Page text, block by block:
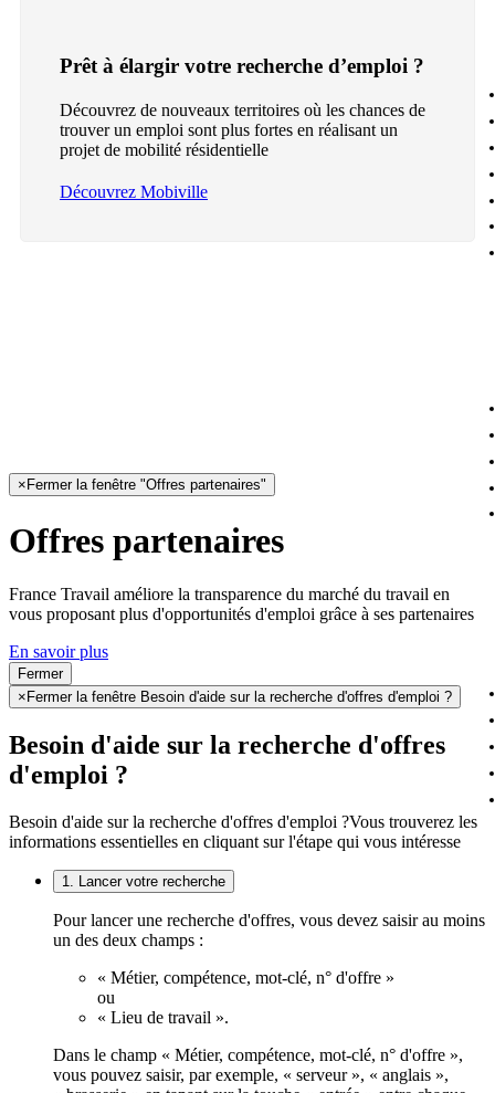
Prêt à élargir votre recherche d’emploi ?
Découvrez de nouveaux territoires où les chances de
trouver un emploi sont plus fortes en réalisant un
projet de mobilité résidentielle
Découvrez Mobiville
× Fermer la fenêtre "Offres partenaires"
Offres partenaires
France Travail améliore la transparence du marché du travail en
vous proposant plus d'opportunités d'emploi grâce à ses partenaires
En savoir plus
Fermer
× Fermer la fenêtre Besoin d'aide sur la recherche d'offres d'emploi ?
Besoin d'aide sur la recherche d'offres
d'emploi ?
Besoin d'aide sur la recherche d'offres d'emploi ?Vous trouverez les
informations essentielles en cliquant sur l'étape qui vous intéresse
1. Lancer votre recherche
Pour lancer une recherche d'offres, vous devez saisir au moins
un des deux champs :
« Métier, compétence, mot-clé, n° d'offre »
ou
« Lieu de travail ».
Dans le champ « Métier, compétence, mot-clé, n° d'offre »,
vous pouvez saisir, par exemple, « serveur », « anglais »,